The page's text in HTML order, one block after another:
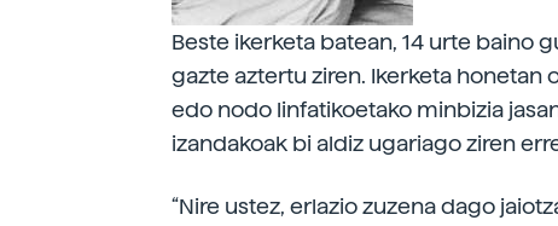
Beste ikerketa batean, 14 urte baino
gazte aztertu ziren. Ikerketa honetan
edo nodo linfatikoetako minbizia
izandakoak bi aldiz ugariago ziren
“Nire ustez, erlazio zuzena dago